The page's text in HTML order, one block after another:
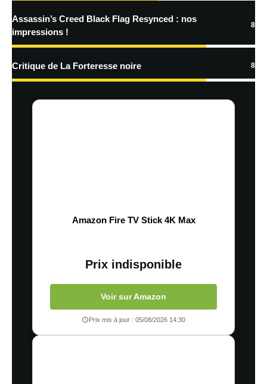
Assassin’s Creed Black Flag Resynced : nos
impressions !
8
Critique de La Forteresse noire 8
Amazon Fire TV Stick 4K Max
Prix indisponible
Voir sur Amazon
Prix mis à jour : 05/08/2026 14:30